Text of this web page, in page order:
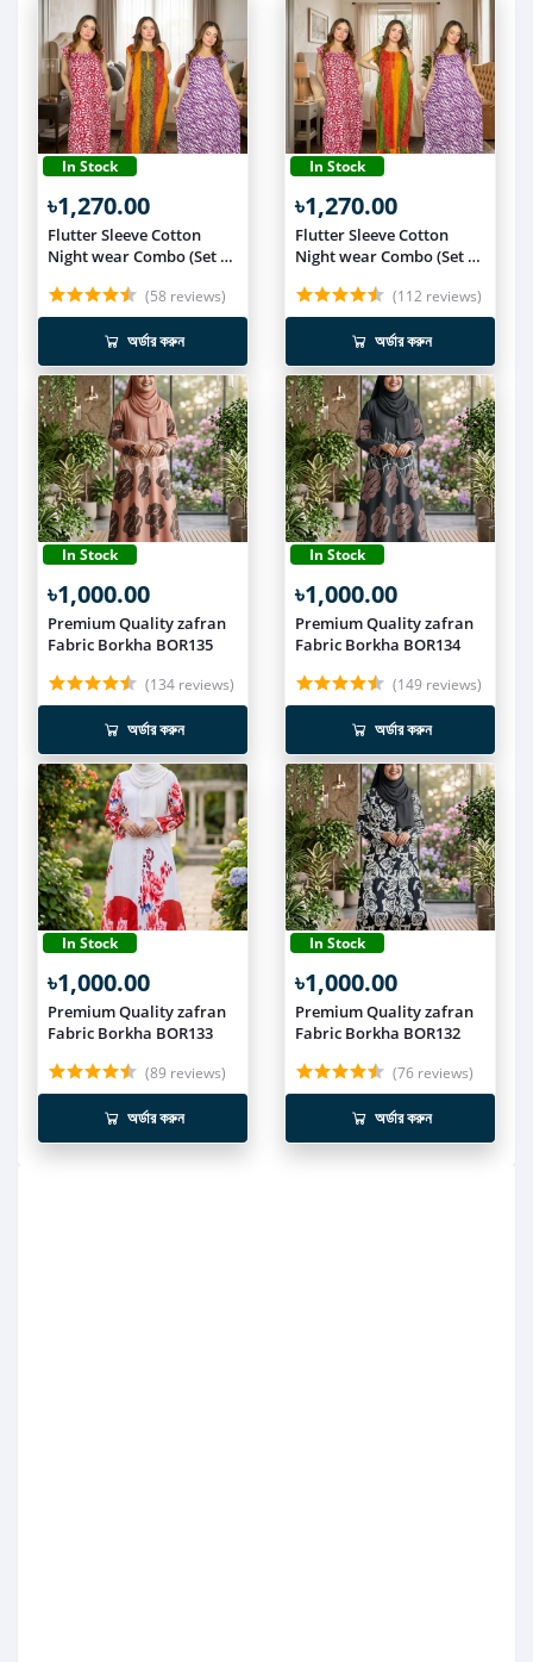
In Stock
৳1,270.00
Flutter Sleeve Cotton
Night wear Combo (Set of
(58 reviews)
অর্ডার করুন
In Stock
৳1,270.00
Flutter Sleeve Cotton
Night wear Combo (Set of
(112 reviews)
অর্ডার করুন
In Stock
৳1,000.00
Premium Quality zafran
Fabric Borkha BOR135
(134 reviews)
অর্ডার করুন
In Stock
৳1,000.00
Premium Quality zafran
Fabric Borkha BOR134
(149 reviews)
অর্ডার করুন
In Stock
৳1,000.00
Premium Quality zafran
Fabric Borkha BOR133
(89 reviews)
অর্ডার করুন
In Stock
৳1,000.00
Premium Quality zafran
Fabric Borkha BOR132
(76 reviews)
অর্ডার করুন